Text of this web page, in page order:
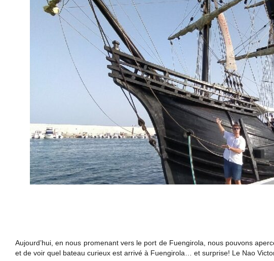
Aujourd’hui, en nous promenant vers le port de Fuengirola, nous pouvons
et de voir quel bateau curieux est arrivé à Fuengirola… et surprise! Le Nao